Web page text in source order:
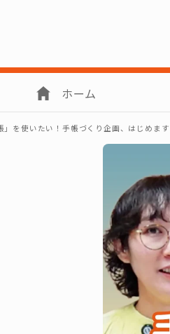
ホーム
」を使いたい！手帳づくり企画、はじめま